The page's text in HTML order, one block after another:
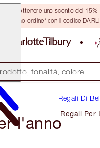
per ottenere uno sconto del 15%
tuo primo ordine* con il codice
tonalità, colore
Regali Di
Regali Per
Nuovo
l'anno